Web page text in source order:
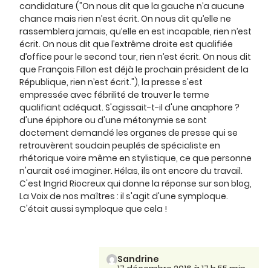
candidature ("On nous dit que la gauche n’a aucune
chance mais rien n’est écrit. On nous dit qu’elle ne
rassemblera jamais, qu’elle en est incapable, rien n’est
écrit. On nous dit que l’extrême droite est qualifiée
d’office pour le second tour, rien n’est écrit. On nous dit
que François Fillon est déjà le prochain président de la
République, rien n’est écrit."), la presse s'est
empressée avec fébrilité de trouver le terme
qualifiant adéquat. S'agissait-t-il d'une anaphore ?
d'une épiphore ou d'une métonymie se sont
doctement demandé les organes de presse qui se
retrouvèrent soudain peuplés de spécialiste en
rhétorique voire même en stylistique, ce que personne
n'aurait osé imaginer. Hélas, ils ont encore du travail.
C'est Ingrid Riocreux qui donne la réponse sur son blog,
La Voix de nos maîtres : il s'agit d'une symploque.
C'était aussi symploque que cela !
Sandrine